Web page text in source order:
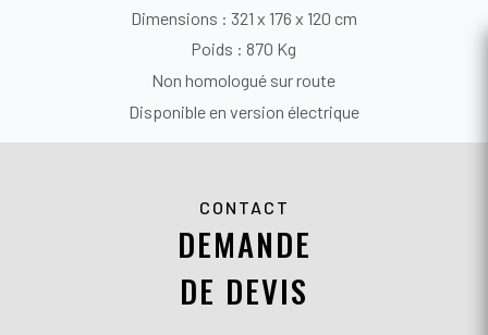
Dimensions : 321 x 176 x 120 cm
Poids : 870 Kg
Non homologué sur route
Disponible en version électrique
CONTACT
DEMANDE
DE DEVIS